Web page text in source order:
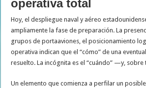
operativa total
Hoy, el despliegue naval y aéreo
ampliamente la fase de preparación. La
grupos de portaaviones, el posicionamiento
operativa indican que el “cómo” de una
resuelto. La incógnita es el “cuándo” —y, sobre
Un elemento que comienza a perfilar un